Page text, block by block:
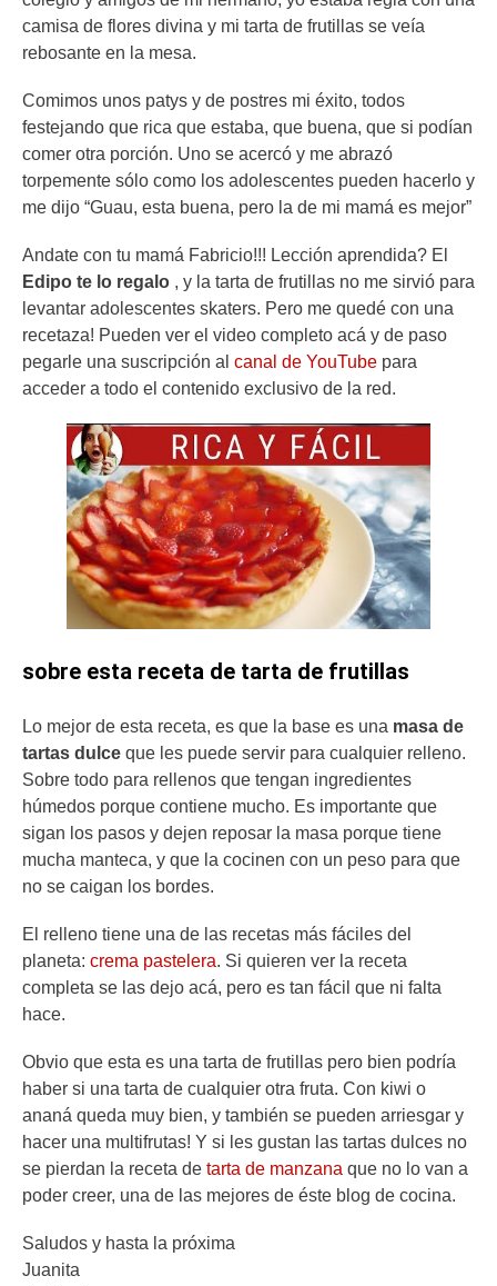
camisa de flores divina y mi tarta de frutillas se veía
rebosante en la mesa.
Comimos unos patys y de postres mi éxito, todos
festejando que rica que estaba, que buena, que si podían
comer otra porción. Uno se acercó y me abrazó
torpemente sólo como los adolescentes pueden hacerlo y
me dijo “Guau, esta buena, pero la de mi mamá es mejor”
Andate con tu mamá Fabricio!!! Lección aprendida? El
Edipo te lo regalo , y la tarta de frutillas no me sirvió para
levantar adolescentes skaters. Pero me quedé con una
recetaza! Pueden ver el video completo acá y de paso
pegarle una suscripción al canal de YouTube para
acceder a todo el contenido exclusivo de la red.
sobre esta receta de tarta de frutillas
Lo mejor de esta receta, es que la base es una masa de
tartas dulce que les puede servir para cualquier relleno.
Sobre todo para rellenos que tengan ingredientes
húmedos porque contiene mucho. Es importante que
sigan los pasos y dejen reposar la masa porque tiene
mucha manteca, y que la cocinen con un peso para que
no se caigan los bordes.
El relleno tiene una de las recetas más fáciles del
planeta: crema pastelera. Si quieren ver la receta
completa se las dejo acá, pero es tan fácil que ni falta
hace.
Obvio que esta es una tarta de frutillas pero bien podría
haber si una tarta de cualquier otra fruta. Con kiwi o
ananá queda muy bien, y también se pueden arriesgar y
hacer una multifrutas! Y si les gustan las tartas dulces no
se pierdan la receta de tarta de manzana que no lo van a
poder creer, una de las mejores de éste blog de cocina.
Saludos y hasta la próxima
Juanita